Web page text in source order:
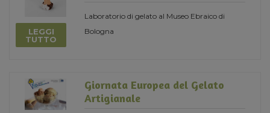
LEGGI
TUTTO
Laboratorio di gelato al Museo Ebraico di
Bologna
Giornata Europea del Gelato
Artigianale